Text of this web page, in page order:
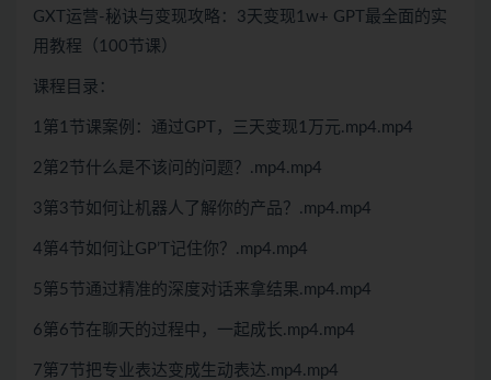
GXT运营-秘诀与变现攻略：3天变现1w+ GPT最全面的实
用教程（100节课）
课程目录：
1第1节课案例：通过GPT，三天变现1万元.mp4.mp4
2第2节什么是不该问的问题？.mp4.mp4
3第3节如何让机器人了解你的产品？.mp4.mp4
4第4节如何让GP’T记住你？.mp4.mp4
5第5节通过精准的深度对话来拿结果.mp4.mp4
6第6节在聊天的过程中，一起成长.mp4.mp4
7第7节把专业表达变成生动表达.mp4.mp4